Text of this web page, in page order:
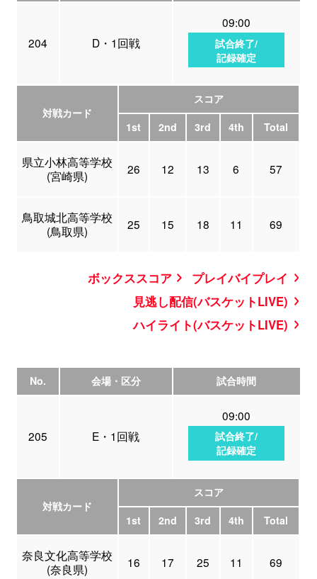
204 D・1回戦
09:00
試合終了/
記録確定
対戦カード
スコア
1st
2nd 3rd 4th Total
県立小林高等学校
(宮崎県)
26 12 13 6 57
鳥取城北高等学校
(鳥取県)
25 15 18 11 69
ボックススコア
プレイバイプレイ
見逃し配信(バスケットLIVE)
ハイライト(バスケットLIVE)
No. 会場・区分 試合時間
205 E・1回戦
09:00
試合終了/
記録確定
対戦カード
スコア
1st
2nd 3rd 4th Total
奈良文化高等学校
(奈良県)
16 17 25 11 69